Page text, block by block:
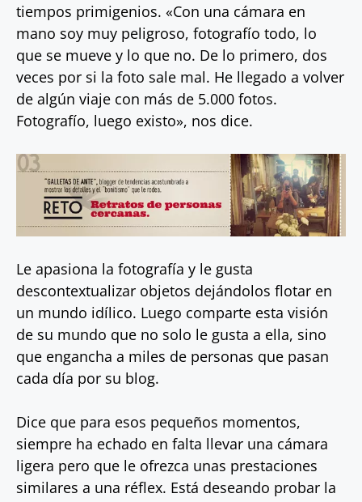
tiempos primigenios. «Con una cámara en
mano soy muy peligroso, fotografío todo, lo
que se mueve y lo que no. De lo primero, dos
veces por si la foto sale mal. He llegado a volver
de algún viaje con más de 5.000 fotos.
Fotografío, luego existo», nos dice.
Le apasiona la fotografía y le gusta
descontextualizar objetos dejándolos flotar en
un mundo idílico. Luego comparte esta visión
de su mundo que no solo le gusta a ella, sino
que engancha a miles de personas que pasan
cada día por su blog.
Dice que para esos pequeños momentos,
siempre ha echado en falta llevar una cámara
ligera pero que le ofrezca unas prestaciones
similares a una réflex. Está deseando probar la